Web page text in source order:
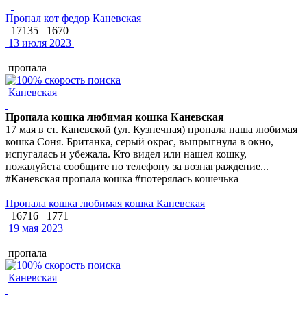
Пропал кот федор Каневская
17135
1670
13 июля 2023
пропала
Каневская
Пропала кошка любимая кошка Каневская
17 мая в ст. Каневской (ул. Кузнечная) пропала наша любимая
кошка Соня. Британка, серый окрас, выпрыгнула в окно,
испугалась и убежала. Кто видел или нашел кошку,
пожалуйста сообщите по телефону за вознаграждение...
#Каневская пропала кошка #потерялась кошечька
Пропала кошка любимая кошка Каневская
16716
1771
19 мая 2023
пропала
Каневская